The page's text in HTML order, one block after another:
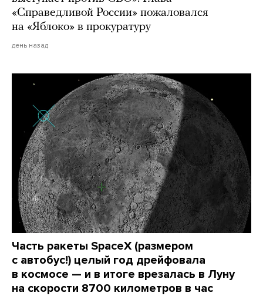
«Справедливой России» пожаловался
на «Яблоко» в прокуратуру
день назад
Часть ракеты SpaceX (размером
с автобус!) целый год дрейфовала
в космосе — и в итоге врезалась в Луну
на скорости 8700 километров в час